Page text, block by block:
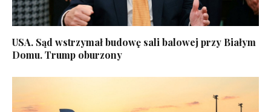
USA. Sąd wstrzymał budowę sali balowej przy Białym
Domu. Trump oburzony